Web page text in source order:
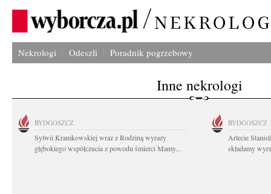
Nekrologi Odeszli Poradnik pogrzebowy
Inne nekrologi
BYDGOSZCZ
Sylwii Kramkowskiej wraz z Rodziną wyrazy
głębokiego współczucia z powodu śmierci Mamy...
BYDGOSZCZ
Arlecie
składamy